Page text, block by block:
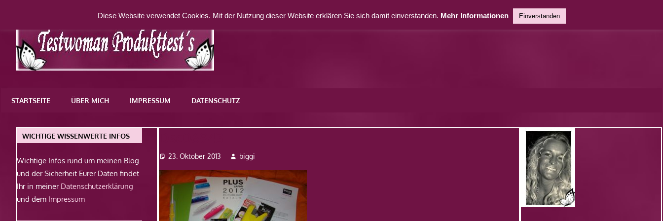
springen
WordPress-
STARTSEITE ÜBER MICH IMPRESSUM DATENSCHUTZ
23. Oktober 2013 biggi
WICHTIGE WISSENWERTE INFOS
Wichtige Infos rund um meinen Blog
und der Sicherheit Eurer Daten findet
Ihr in meiner Datenschutzerklärung
und dem Impressum
Diese Website verwendet Cookies. Mit der Nutzung dieser Website erklären Sie sich damit einverstanden. Mehr Informationen Einverstanden